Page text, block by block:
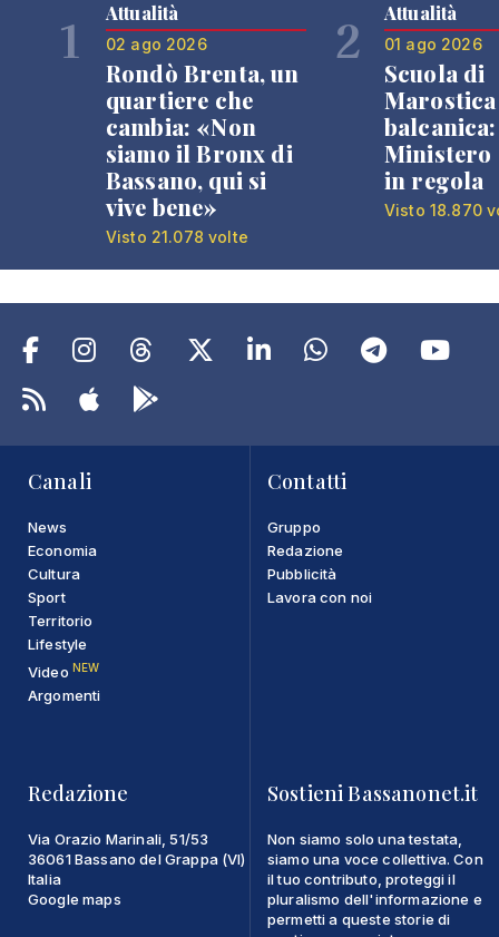
1 Attualità
02 ago 2026
Rondò Brenta, un
quartiere che
cambia: «Non
siamo il Bronx di
Bassano, qui si
vive bene»
Visto 21.078 volte
2 Attualità
01 ago 2026
Scuola di
Ministero
in regola
Visto 18.870
Canali
News
Economia
Cultura
Sport
Territorio
Lifestyle
Video NEW
Argomenti
Contatti
Gruppo
Redazione
Pubblicità
Lavora con noi
Redazione
Via Orazio Marinali, 51/53
36061 Bassano del Grappa (VI)
Italia
Google maps
Sostieni Bassanonet.it
Non siamo solo una testata,
siamo una voce collettiva. Con
il tuo contributo, proteggi il
pluralismo dell'informazione e
permetti a queste storie di